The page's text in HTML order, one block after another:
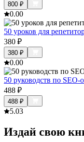
800 ₽
0.00
50 уроков для
380 ₽
380 ₽
0.00
50 руководств по SEO-
488 ₽
488 ₽
5.03
Издай свою